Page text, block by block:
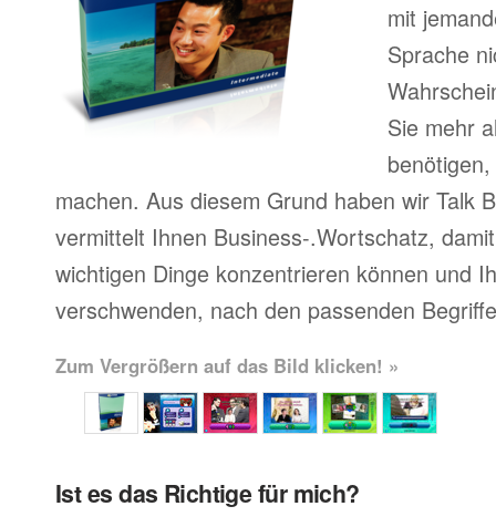
mit
Sprache
Sie mehr
machen. Aus diesem Grund haben wir Talk
vermittelt Ihnen Business-.Wortschatz,
wichtigen Dinge konzentrieren können und
verschwenden, nach den passenden
Zum Vergrößern auf das Bild klicken! »
Ist es das Richtige für mich?